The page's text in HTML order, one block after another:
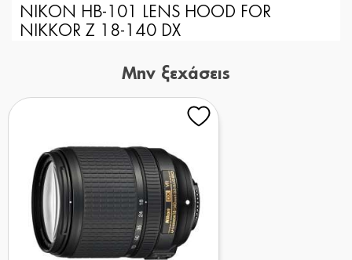
NIKON HB-101 LENS HOOD FOR
NIKKOR Z 18-140 DX
Μην ξεχάσεις